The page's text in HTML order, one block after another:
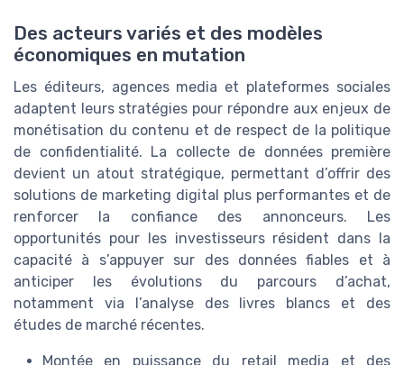
Des acteurs variés et des modèles
économiques en mutation
Les éditeurs, agences media et plateformes sociales
adaptent leurs stratégies pour répondre aux enjeux de
monétisation du contenu et de respect de la politique
de confidentialité. La collecte de données première
devient un atout stratégique, permettant d’offrir des
solutions de marketing digital plus performantes et de
renforcer la confiance des annonceurs. Les
opportunités pour les investisseurs résident dans la
capacité à s’appuyer sur des données fiables et à
anticiper les évolutions du parcours d’achat,
notamment via l’analyse des livres blancs et des
études de marché récentes.
Montée en puissance du retail media et des